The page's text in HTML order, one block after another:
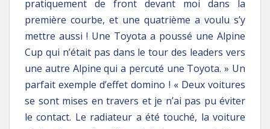
pratiquement de front devant moi dans la
première courbe, et une quatrième a voulu s’y
mettre aussi ! Une Toyota a poussé une Alpine
Cup qui n’était pas dans le tour des leaders vers
une autre Alpine qui a percuté une Toyota. » Un
parfait exemple d’effet domino ! « Deux voitures
se sont mises en travers et je n’ai pas pu éviter
le contact. Le radiateur a été touché, la voiture